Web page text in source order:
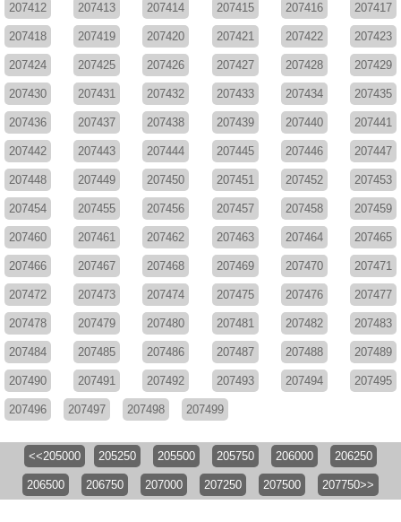
207412 207413 207414 207415 207416 207417
207418 207419 207420 207421 207422 207423
207424 207425 207426 207427 207428 207429
207430 207431 207432 207433 207434 207435
207436 207437 207438 207439 207440 207441
207442 207443 207444 207445 207446 207447
207448 207449 207450 207451 207452 207453
207454 207455 207456 207457 207458 207459
207460 207461 207462 207463 207464 207465
207466 207467 207468 207469 207470 207471
207472 207473 207474 207475 207476 207477
207478 207479 207480 207481 207482 207483
207484 207485 207486 207487 207488 207489
207490 207491 207492 207493 207494 207495
207496 207497 207498 207499
<<205000 205250 205500 205750 206000 206250
206500 206750 207000 207250 207500 207750>>